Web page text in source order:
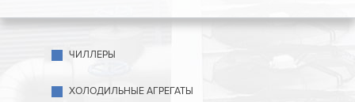
ЧИЛЛЕРЫ
ХОЛОДИЛЬНЫЕ АГРЕГАТЫ